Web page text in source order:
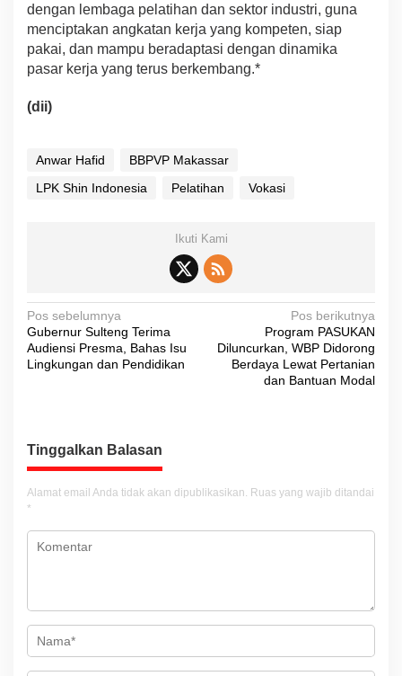
dengan lembaga pelatihan dan sektor industri, guna
menciptakan angkatan kerja yang kompeten, siap
pakai, dan mampu beradaptasi dengan dinamika
pasar kerja yang terus berkembang.*
(dii)
Anwar Hafid
BBPVP Makassar
LPK Shin Indonesia
Pelatihan Vokasi
Ikuti Kami
N
a
v
a
s
i
o
Pos sebelumnya
Gubernur Sulteng Terima
Audiensi Presma, Bahas Isu
Lingkungan dan Pendidikan
Pos berikutnya
Program PASUKAN
Diluncurkan, WBP Didorong
Berdaya Lewat Pertanian
dan Bantuan Modal
Tinggalkan Balasan
Alamat email Anda tidak akan dipublikasikan. Ruas yang wajib ditandai
*